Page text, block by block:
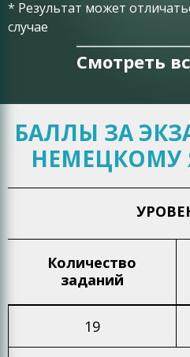
* Результат может
случае
Смотреть
БАЛЛЫ ЗА
НЕМЕЦКОМУ
Количество
заданий
19